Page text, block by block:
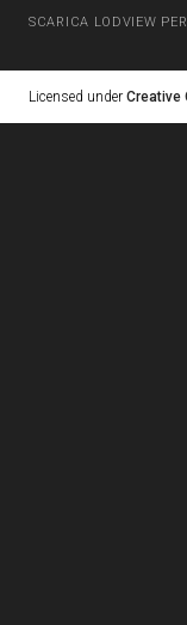
SCARICA LODVIEW
Licensed under Creative